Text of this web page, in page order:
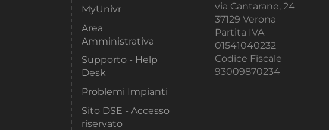
MyUnivr
Area
Amministrativa
Supporto - Help
Desk
Problemi Impianti
Sito DSE - Accesso
riservato
via Cantarane, 24
37129 Verona
Partita IVA
01541040232
Codice Fiscale
93009870234